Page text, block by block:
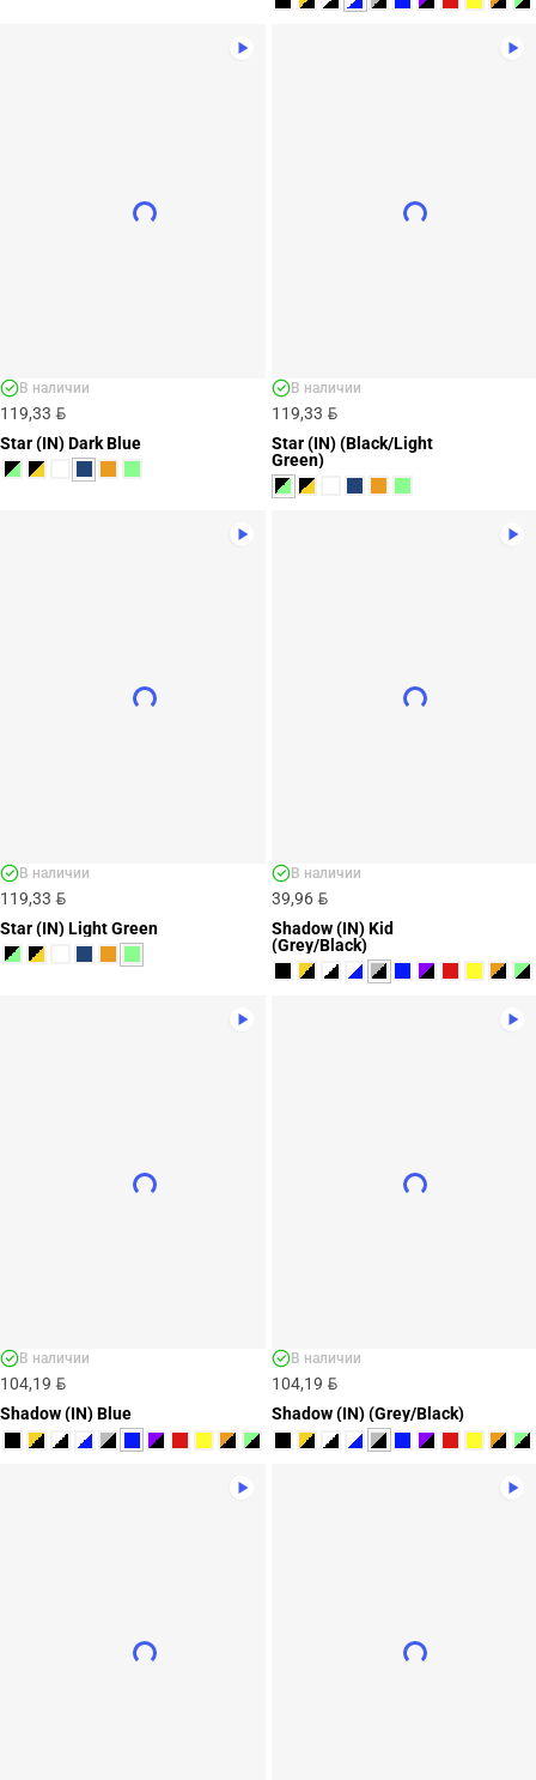
119,33 BYN
В наличии
Star (IN) Dark Blue
119,33 BYN
В наличии
Star (IN) (Black/Light
Green)
119,33 BYN
В наличии
Star (IN) Light Green
39,96 BYN
В наличии
Shadow (IN) Kid
(Grey/Black)
104,19 BYN
В наличии
Shadow (IN) Blue
104,19 BYN
В наличии
Shadow (IN) (Grey/Black)